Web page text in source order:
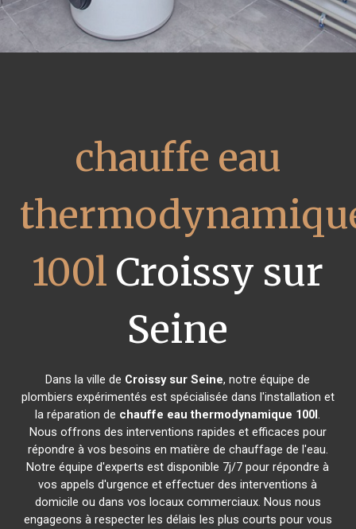
chauffe eau
100l Croissy sur
Seine
Dans la ville de Croissy sur Seine, notre équipe de
plombiers expérimentés est spécialisée dans l'installation et
la réparation de chauffe eau thermodynamique 100l.
Nous offrons des interventions rapides et efficaces pour
répondre à vos besoins en matière de chauffage de l'eau.
Notre équipe d'experts est disponible 7j/7 pour répondre à
vos appels d'urgence et effectuer des interventions à
domicile ou dans vos locaux commerciaux. Nous nous
engageons à respecter les délais les plus courts pour vous